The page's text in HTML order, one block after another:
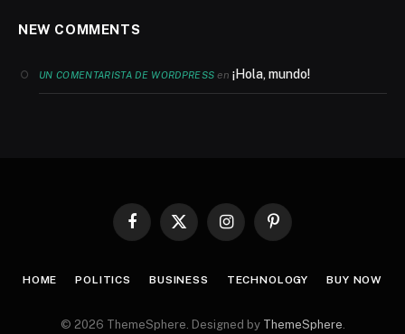
NEW COMMENTS
UN COMENTARISTA DE WORDPRESS en¡Hola, mundo!
Facebook
X
InstagramPinterest
HOME POLITICS BUSINESS TECHNOLOGY BUY NOW
© 2026 ThemeSphere. Designed by ThemeSphere.